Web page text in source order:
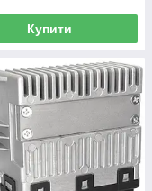
Купити